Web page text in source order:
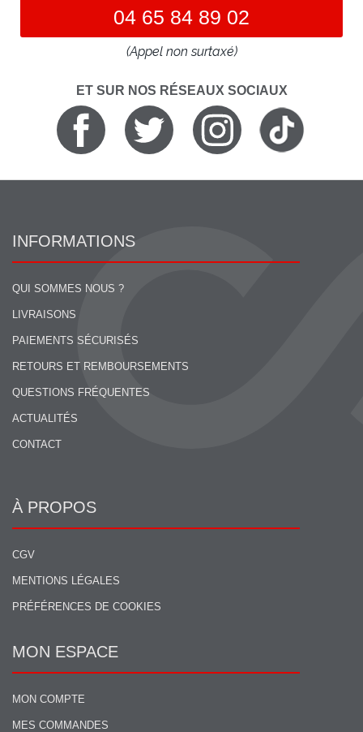
04 65 84 89 02
(Appel non surtaxé)
ET SUR NOS RÉSEAUX SOCIAUX
INFORMATIONS
QUI SOMMES NOUS ?
LIVRAISONS
PAIEMENTS SÉCURISÉS
RETOURS ET REMBOURSEMENTS
QUESTIONS FRÉQUENTES
ACTUALITÉS
CONTACT
À PROPOS
CGV
MENTIONS LÉGALES
PRÉFÉRENCES DE COOKIES
MON ESPACE
MON COMPTE
MES COMMANDES